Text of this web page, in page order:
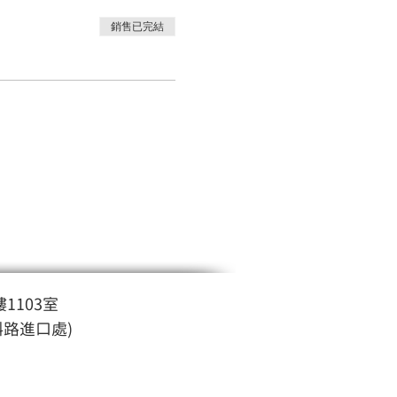
銷售已完結
1103室
進口處)